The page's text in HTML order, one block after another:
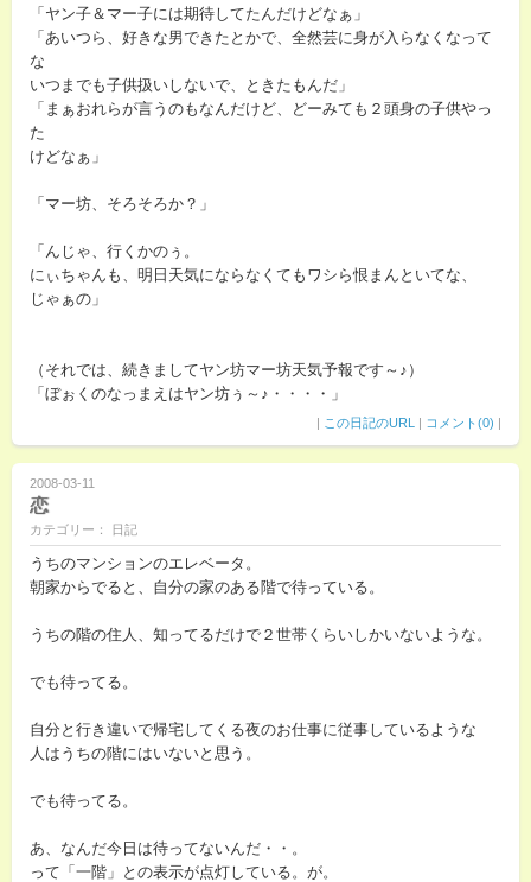
「ヤン子＆マー子には期待してたんだけどなぁ」
「あいつら、好きな男できたとかで、全然芸に身が入らなくなって
な
いつまでも子供扱いしないで、ときたもんだ」
「まぁおれらが言うのもなんだけど、どーみても２頭身の子供やっ
た
けどなぁ」
「マー坊、そろそろか？」
「んじゃ、行くかのぅ。
にぃちゃんも、明日天気にならなくてもワシら恨まんといてな、
じゃぁの」
（それでは、続きましてヤン坊マー坊天気予報です～♪）
「ぼぉくのなっまえはヤン坊ぅ～♪・・・・」
| この日記のURL | コメント(0) |
2008-03-11
恋
カテゴリー： 日記
うちのマンションのエレベータ。
朝家からでると、自分の家のある階で待っている。
うちの階の住人、知ってるだけで２世帯くらいしかいないような。
でも待ってる。
自分と行き違いで帰宅してくる夜のお仕事に従事しているような
人はうちの階にはいないと思う。
でも待ってる。
あ、なんだ今日は待ってないんだ・・。
って「一階」との表示が点灯している。が。